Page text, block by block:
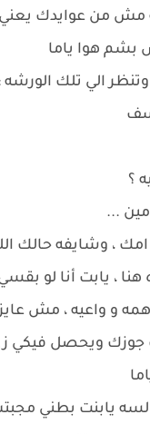
مش من عوايدك يعني
بشم هوا ياما
الي تلك الورشه :
؟
مين ...
امك ، وشايفه حالك
هنا ، يابت أنا لو
و واعيه ، مش
جوزك ويحصل فيكي